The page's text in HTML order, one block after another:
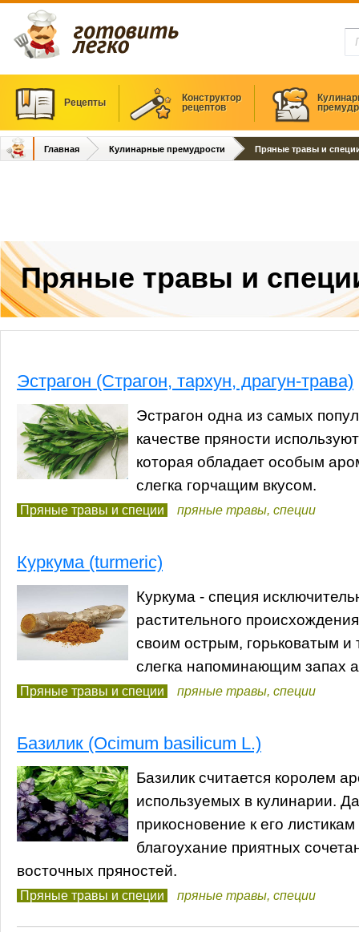
Рецепты
Конструктор
рецептов
Главная Кулинарные премудрости Пряные травы и
Пряные травы и
Эстрагон (Страгон, тархун, драгун-трава)
Эстрагон одна из самых
качестве пряности
которая обладает особым
слегка горчащим вкусом.
Пряные травы и специи пряные травы, специи
Куркума (turmeric)
Куркума - специя
растительного
своим острым, горьковатым
слегка напоминающим запах
Пряные травы и специи пряные травы, специи
Базилик (Ocimum basilicum L.)
Базилик считается королем
используемых в кулинарии.
прикосновение к его
благоухание приятных
восточных пряностей.
Пряные травы и специи пряные травы, специи